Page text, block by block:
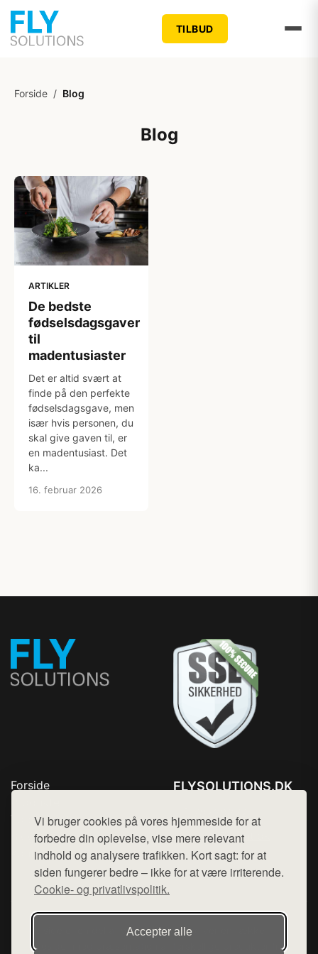
Vi bruger cookies på vores hjemmeside for at
forbedre din oplevelse, vise mere relevant
indhold og analysere trafikken. Kort sagt: for at
siden fungerer bedre – ikke for at være irriterende.
Cookie- og privatlivspolitik.
Accepter alle
TILBUD
Forside / Blog
Blog
ARTIKLER
De bedste
fødselsdagsgaver
til
madentusiaster
Det er altid svært at
finde på den perfekte
fødselsdagsgave, men
især hvis personen, du
skal give gaven til, er
en madentusiast. Det
ka...
16. februar 2026
Forside
Top Rabatter
Blog
Kontakt
FLYSOLUTIONS.DK
Mail: hej@want.dk
Cookie- og privatlivspolitik
Denne side er en del af want.dk, der udgiver en række
hjemmesider med præsentation af forskellige produkter fra